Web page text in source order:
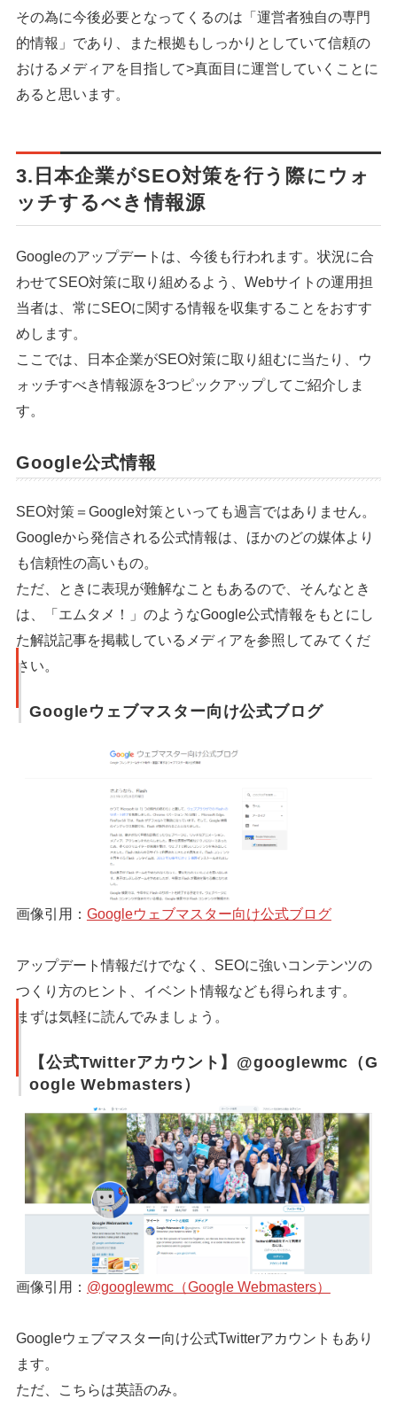
その為に今後必要となってくるのは「運営者独自の専門
的情報」であり、また根拠もしっかりとしていて信頼の
おけるメディアを目指して>真面目に運営していくことに
あると思います。
3.日本企業がSEO対策を行う際にウォ
ッチするべき情報源
Googleのアップデートは、今後も行われます。状況に合
わせてSEO対策に取り組めるよう、Webサイトの運用担
当者は、常にSEOに関する情報を収集することをおすす
めします。
ここでは、日本企業がSEO対策に取り組むに当たり、ウ
ォッチすべき情報源を3つピックアップしてご紹介しま
す。
Google公式情報
SEO対策＝Google対策といっても過言ではありません。
Googleから発信される公式情報は、ほかのどの媒体より
も信頼性の高いもの。
ただ、ときに表現が難解なこともあるので、そんなとき
は、「エムタメ！」のようなGoogle公式情報をもとにし
た解説記事を掲載しているメディアを参照してみてくだ
さい。
Googleウェブマスター向け公式ブログ
画像引用： Googleウェブマスター向け公式ブログ
アップデート情報だけでなく、SEOに強いコンテンツの
つくり方のヒント、イベント情報なども得られます。
まずは気軽に読んでみましょう。
【公式Twitterアカウント】@googlewmc（G
oogle Webmasters）
画像引用： @googlewmc（Google Webmasters）
Googleウェブマスター向け公式Twitterアカウントもあり
ます。
ただ、こちらは英語のみ。